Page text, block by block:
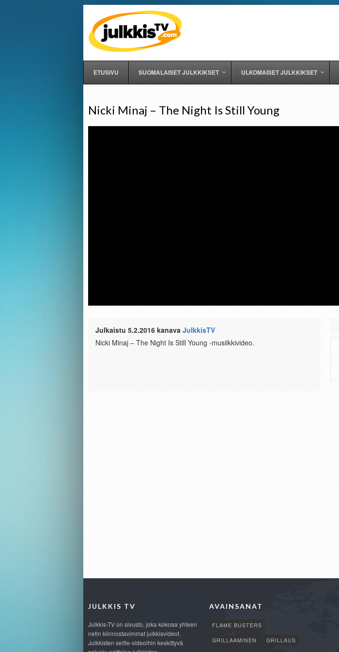
ETUSIVU SUOMALAISET JULKKIKSET ULKOMAISET JULKKIKSET
Nicki Minaj – The Night Is Still Young
Julkaistu 5.2.2016 kanava JulkkisTV
Nicki Minaj – The Night Is Still Young -musiikkivideo.
JULKKIS TV
Julkkis-TV on sivusto, joka kokoaa yhteen
netin kiinnostavimmat julkkisvideot.
Julkkisten selfie-videoihin keskittyvä
AVAINSANAT
FLAME BUSTERS
GRILLAAMINEN GRILLAUS